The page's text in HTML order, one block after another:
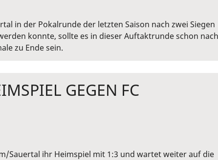
in der Pokalrunde der letzten Saison nach zwei Siegen
konnte, sollte es in dieser Auftaktrunde schon nach
zu Ende sein.
GEGEN FC
Sauertal ihr Heimspiel mit 1:3 und wartet weiter auf die